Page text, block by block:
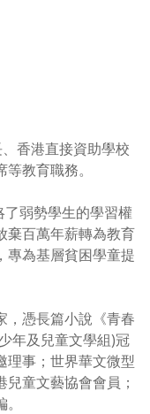
香港直接資助學校
教育職務。
弱勢學生的學習權
棄百萬年薪轉為教育
專為基層貧困學童提
，憑長篇小說《青春
年及兒童文學組)冠
理事；世界華文微型
童文藝協會會員；